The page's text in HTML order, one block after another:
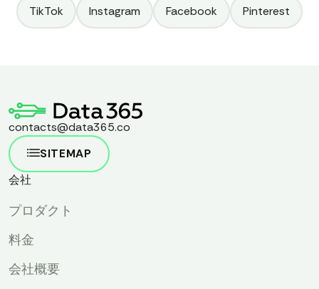
TikTok Instagram Facebook Pinterest
contacts@data365.co
SITEMAP
会社
プロダクト
料金
会社概要